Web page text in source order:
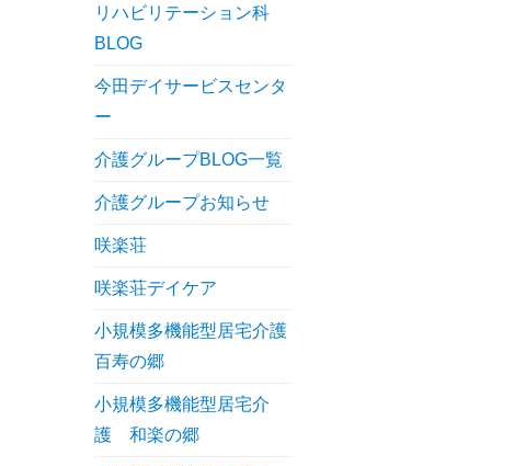
リハビリテーション科
BLOG
今田デイサービスセンタ
ー
介護グループBLOG一覧
介護グループお知らせ
咲楽荘
咲楽荘デイケア
小規模多機能型居宅介護
百寿の郷
小規模多機能型居宅介
護 和楽の郷